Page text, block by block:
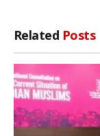
Related Posts